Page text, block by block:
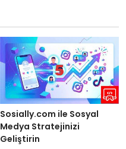
Sosially.com ile Sosyal
Medya Stratejinizi
Geliştirin